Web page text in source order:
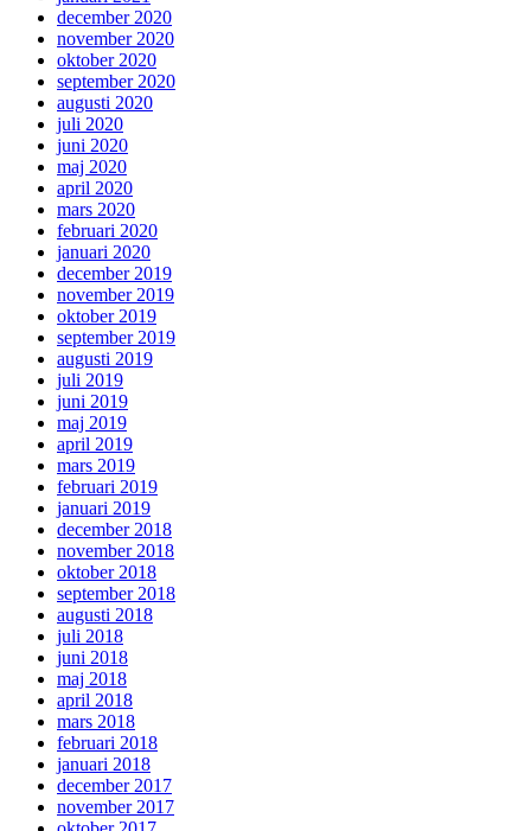
december 2020
november 2020
oktober 2020
september 2020
augusti 2020
juli 2020
juni 2020
maj 2020
april 2020
mars 2020
februari 2020
januari 2020
december 2019
november 2019
oktober 2019
september 2019
augusti 2019
juli 2019
juni 2019
maj 2019
april 2019
mars 2019
februari 2019
januari 2019
december 2018
november 2018
oktober 2018
september 2018
augusti 2018
juli 2018
juni 2018
maj 2018
april 2018
mars 2018
februari 2018
januari 2018
december 2017
november 2017